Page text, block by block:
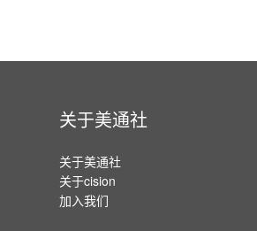
关于美通社
关于美通社
关于cision
加入我们